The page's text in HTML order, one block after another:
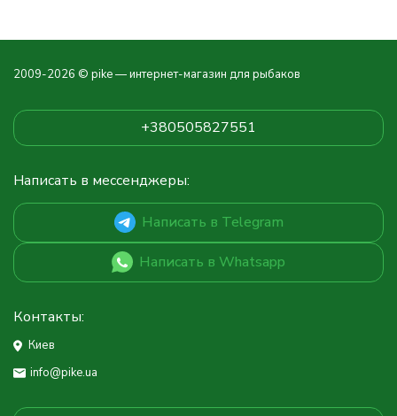
2009-2026 © pike — интернет-магазин для рыбаков
+380505827551
Написать в мессенджеры:
Написать в Telegram
Написать в Whatsapp
Контакты:
Киев
info@pike.ua